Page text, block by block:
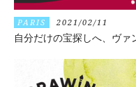
PARIS 2021/02/11
自分だけの宝探しへ、ヴ